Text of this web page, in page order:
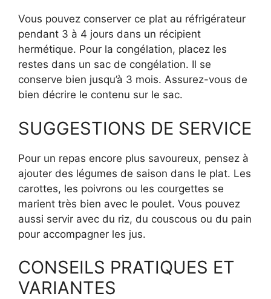
Vous pouvez conserver ce plat au réfrigérateur
pendant 3 à 4 jours dans un récipient
hermétique. Pour la congélation, placez les
restes dans un sac de congélation. Il se
conserve bien jusqu’à 3 mois. Assurez-vous de
bien décrire le contenu sur le sac.
SUGGESTIONS DE SERVICE
Pour un repas encore plus savoureux, pensez à
ajouter des légumes de saison dans le plat. Les
carottes, les poivrons ou les courgettes se
marient très bien avec le poulet. Vous pouvez
aussi servir avec du riz, du couscous ou du pain
pour accompagner les jus.
CONSEILS PRATIQUES ET
VARIANTES